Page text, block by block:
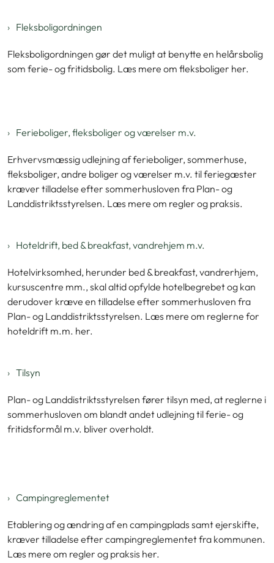
Fleksboligordningen
Fleksboligordningen gør det muligt at benytte en helårsbolig
som ferie- og fritidsbolig. Læs mere om fleksboliger her.
Ferieboliger, fleksboliger og værelser m.v.
Erhvervsmæssig udlejning af ferieboliger, sommerhuse,
fleksboliger, andre boliger og værelser m.v. til feriegæster
kræver tilladelse efter sommerhusloven fra Plan- og
Landdistriktsstyrelsen. Læs mere om regler og praksis.
Hoteldrift, bed & breakfast, vandrehjem m.v.
Hotelvirksomhed, herunder bed & breakfast, vandrerhjem,
kursuscentre mm., skal altid opfylde hotelbegrebet og kan
derudover kræve en tilladelse efter sommerhusloven fra
Plan- og Landdistriktsstyrelsen. Læs mere om reglerne for
hoteldrift m.m. her.
Tilsyn
Plan- og Landdistriktsstyrelsen fører tilsyn med, at reglerne i
sommerhusloven om blandt andet udlejning til ferie- og
fritidsformål m.v. bliver overholdt.
Campingreglementet
Etablering og ændring af en campingplads samt ejerskifte,
kræver tilladelse efter campingreglementet fra kommunen.
Læs mere om regler og praksis her.